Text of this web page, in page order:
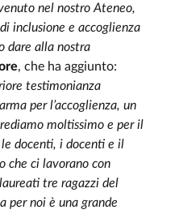
nel nostro Ateneo,
inclusione e accoglienza
dare alla nostra
, che ha aggiunto:
testimonianza
per l’accoglienza, un
moltissimo e per il
docenti, i docenti e il
che ci lavorano con
tre ragazzi del
per noi è una grande